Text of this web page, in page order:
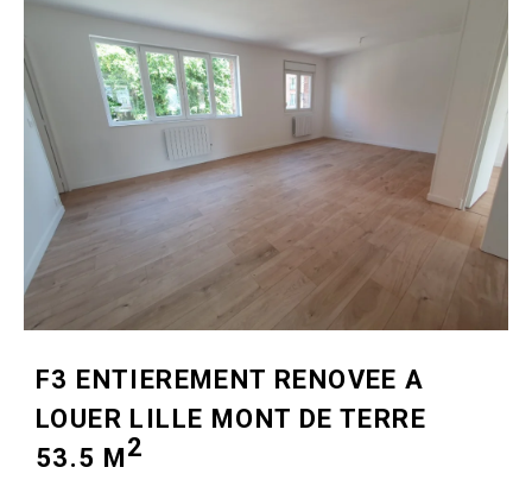
F3 ENTIEREMENT RENOVEE A
LOUER LILLE MONT DE TERRE
53.5 M2